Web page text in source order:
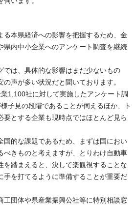
る本県経済への影響を把握するため、金
県内中小企業へのアンケート調査を継続
では、具体的な影響はまだ少ないもの
声が多い状況だと聞いております。
1,100社に対して実施したアンケート調
子見の段階であることが伺えるほか、ト
要とする企業も現時点ではほとんど見ら
国的な課題であるため、まずは国におい
べきものと考えますが、とりわけ自動車
を踏まえると、決して楽観視することな
手を打てるように準備することが重要だ
工団体や県産業振興公社等に特別相談窓